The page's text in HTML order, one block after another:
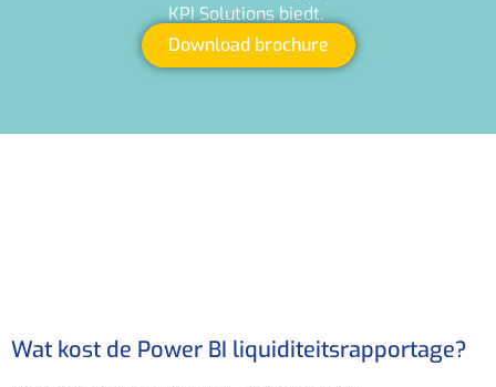
KPI Solutions biedt.
Download brochure
Wat kost de Power BI liquiditeitsrapportage?